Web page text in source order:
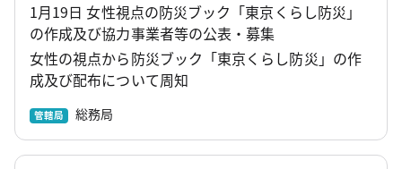
1月19日 女性視点の防災ブック「東京くらし防災」
の作成及び協力事業者等の公表・募集
女性の視点から防災ブック「東京くらし防災」の作
成及び配布について周知
管轄局 総務局